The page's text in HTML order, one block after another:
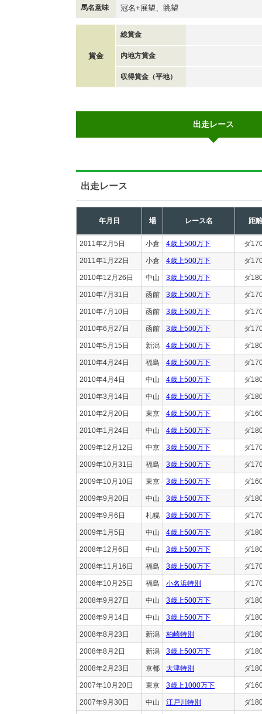
馬名意味 冠名+展望、眺望
賞金
総賞金
内地方賞金
収得賞金（平地）
出走レース
出走レース
年月日 場 レース名 距離
2011年2月5日 小倉 4歳上500万下 ダ
2011年1月22日 小倉 4歳上500万下 ダ
2010年12月26日 中山 3歳上500万下 ダ
2010年7月31日 函館 3歳上500万下 ダ
2010年7月10日 函館 3歳上500万下 ダ
2010年6月27日 函館 3歳上500万下 ダ
2010年5月15日 新潟 4歳上500万下 ダ
2010年4月24日 福島 4歳上500万下 ダ
2010年4月4日 中山 4歳上500万下 ダ
2010年3月14日 中山 4歳上500万下 ダ
2010年2月20日 東京 4歳上500万下 ダ
2010年1月24日 中山 4歳上500万下 ダ
2009年12月12日 中京 3歳上500万下 ダ
2009年10月31日 福島 3歳上500万下 ダ
2009年10月10日 東京 3歳上500万下 ダ
2009年9月20日 中山 3歳上500万下 ダ
2009年9月6日 札幌 3歳上500万下 ダ
2009年1月5日 中山 4歳上500万下 ダ
2008年12月6日 中山 3歳上500万下 ダ
2008年11月16日 福島 3歳上500万下 ダ
2008年10月25日 福島 小名浜特別 ダ
2008年9月27日 中山 3歳上500万下 ダ
2008年9月14日 中山 3歳上500万下 ダ
2008年8月23日 新潟 柏崎特別 ダ
2008年8月2日 新潟 3歳上500万下 ダ
2008年2月23日 京都 大津特別 ダ
2007年10月20日 東京 3歳上1000万下 ダ
2007年9月30日 中山 江戸川特別 ダ